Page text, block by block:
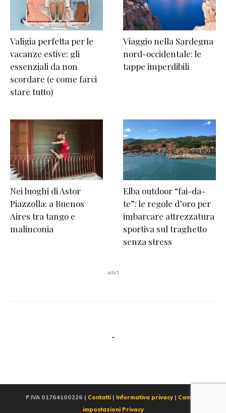
Valigia perfetta per le
vacanze estive: gli
essenziali da non
scordare (e come farci
stare tutto)
Viaggio nella Sardegna
nord-occidentale: le
tappe imperdibili
Nei luoghi di Astor
Piazzolla: a Buenos
Aires tra tango e
malinconia
Elba outdoor “fai-da-
te”: le regole d’oro per
imbarcare attrezzatura
sportiva sul traghetto
senza stress
adv1
-
P.IVA 01764100226 | Contatti| Informativa privacy| Cambia
impostazioni Privacy